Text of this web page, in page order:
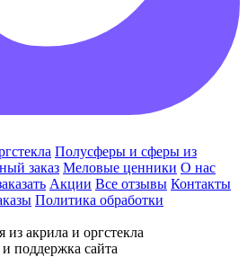
Полусферы и сферы из
заказ Меловые ценники О нас
Акции Все отзывы Контакты
Политика обработки
акрила и оргстекла
поддержка сайта